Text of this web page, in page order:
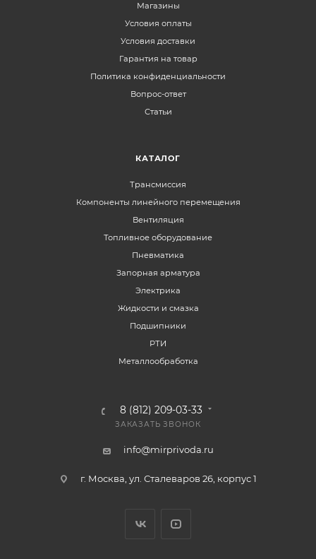
Магазины
Условия оплаты
Условия доставки
Гарантия на товар
Политика конфиденциальности
Вопрос-ответ
Статьи
КАТАЛОГ
Трансмиссия
Компоненты линейного перемещения
Вентиляция
Топливное оборудование
Пневматика
Запорная арматура
Электрика
Жидкости и смазка
Подшипники
РТИ
Металлообработка
8 (812) 209-03-33
ЗАКАЗАТЬ ЗВОНОК
info@mirprivoda.ru
г. Москва, ул. Сталеваров 26, корпус 1